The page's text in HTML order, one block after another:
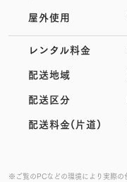
※ご覧のPCなどの環境により実際の
屋外使用
レンタル料金
配送地域
配送区分
配送料金(片道)